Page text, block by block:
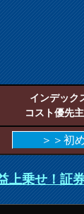
インデック
コスト優先
＞＞初
上乗せ！証